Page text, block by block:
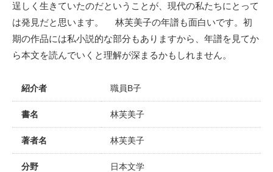
逞しく生きていたのだということが、現代の私たちにとって
は発見だと思います。 林芙美子の年譜も面白いです。初
期の作品には私小説的な部分もありますから、年譜を見てか
ら本文を読んでいくと理解が深まるかもしれません。
紹介者 職員B子
書名 林芙美子
著者名 林芙美子
分野 日本文学